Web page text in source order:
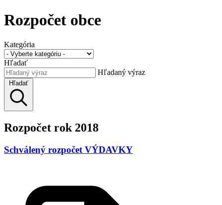
Rozpočet obce
Kategória
Hľadať
Hľadaný výraz
Hľadať
Rozpočet rok 2018
Schválený rozpočet VÝDAVKY